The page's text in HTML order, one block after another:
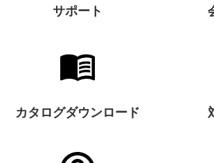
サポート
カタログダウンロード